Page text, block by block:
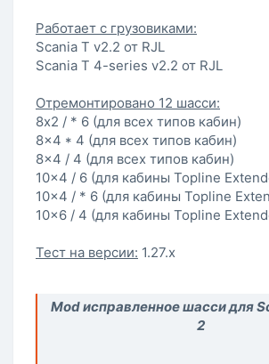
Работает с грузовиками:
Scania T v2.2 от RJL
Scania T 4-series v2.2 от RJL
Отремонтировано 12 шасси:
8x2 / * 6 (для всех типов кабин)
8x4 * 4 (для всех типов кабин)
8x4 / 4 (для всех типов кабин)
10x4 / 6 (для кабины Topline
10x4 / * 6 (для кабины Topline
10x6 / 4 (для кабины Topline
Тест на версии: 1.27.х
Mod исправленное шасси для
2